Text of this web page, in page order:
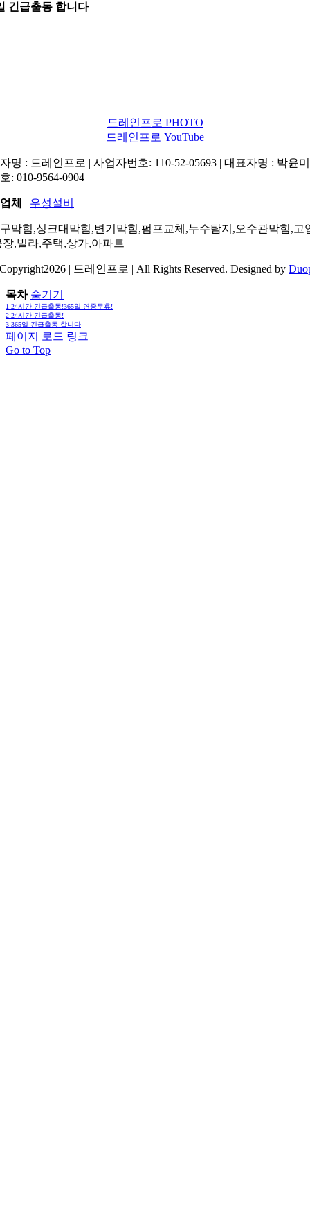
긴급출동 합니다
드레인프로 PHOTO
드레인프로 YouTube
명 : 드레인프로 | 사업자번호: 110-52-05693 | 대표자명 : 박윤
: 010-9564-0904
체 | 우성설비
막힘,싱크대막힘,변기막힘,펌프교체,누수탐지,오수관막힘,고
장,빌라,주택,상가,아파트
| 드레인프로 | All Rights Reserved. Designed by
목차 숨기기
1 24시간 긴급출동!365일 연중무휴!
2 24시간 긴급출동!
3 365일 긴급출동 합니다
페이지 로드 링크
Go to Top